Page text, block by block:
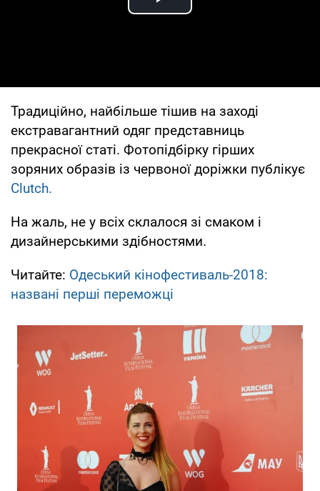
Play Video
Традиційно, найбільше тішив на заході
екстравагантний одяг представниць
прекрасної статі. Фотопідбірку гірших
зоряних образів із червоної доріжки публікує
Сlutch.
На жаль, не у всіх склалося зі смаком і
дизайнерськими здібностями.
Читайте: Одеський кінофестиваль-2018:
названі перші переможці